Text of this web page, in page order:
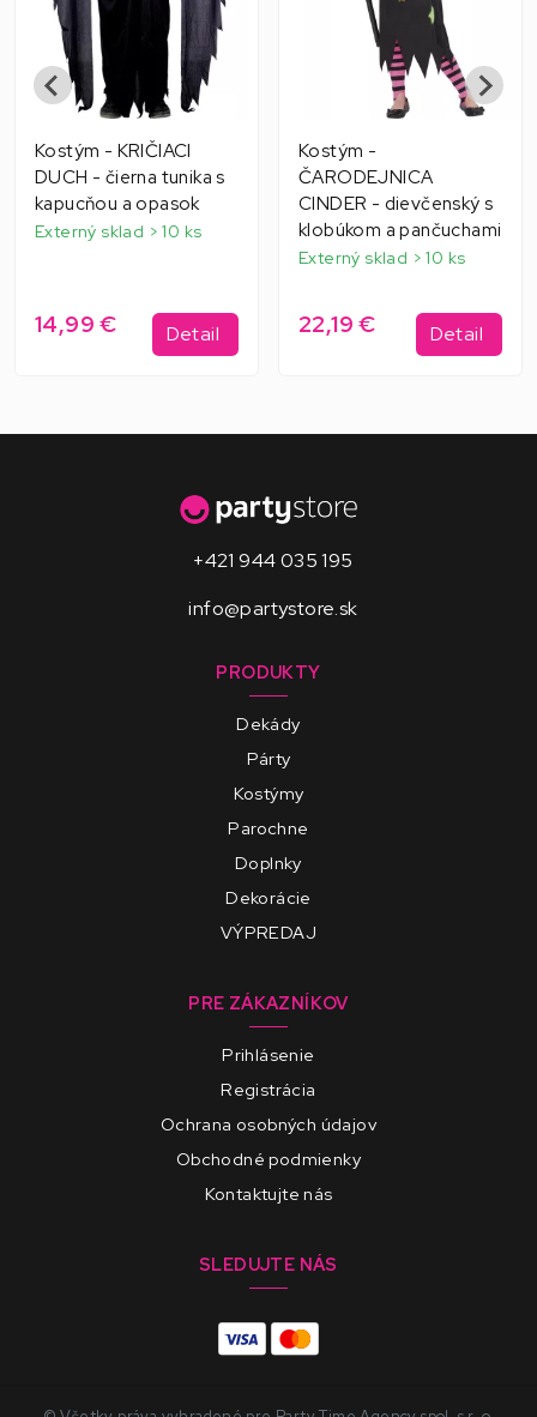
Kostým - KRIČIACI
DUCH - čierna tunika s
kapucňou a opasok
Externý sklad > 10 ks
14,99 € Detail
Kostým -
ČARODEJNICA
CINDER - dievčenský s
klobúkom a pančuchami
Externý sklad > 10 ks
22,19 € Detail
+421 944 035 195
info@partystore.sk
PRODUKTY
Dekády
Párty
Kostýmy
Parochne
Doplnky
Dekorácie
VÝPREDAJ
PRE ZÁKAZNÍKOV
Prihlásenie
Registrácia
Ochrana osobných údajov
Obchodné podmienky
Kontaktujte nás
SLEDUJTE NÁS